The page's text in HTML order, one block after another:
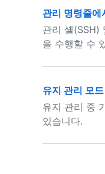
관리 명령줄에
관리 셸(SSH)
을 수행할 수
유지 관리 모
유지 관리 중
있습니다.